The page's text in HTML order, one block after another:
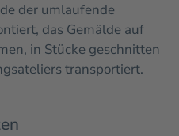
der umlaufende
das Gemälde auf
in Stücke geschnitten
transportiert.